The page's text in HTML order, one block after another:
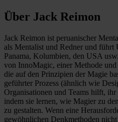
Über Jack Reimon
Jack Reimon ist peruanischer
als Mentalist und Redner und führt
Panama, Kolumbien, den USA
von InnoMagic, einer Methode
die auf den Prinzipien der Magie
geführter Prozess (ähnlich wie
Organisationen und Teams hilft,
indem sie lernen, wie Magier zu
zu gestalten. Wenn eine
gewöhnlichen Denkmethoden